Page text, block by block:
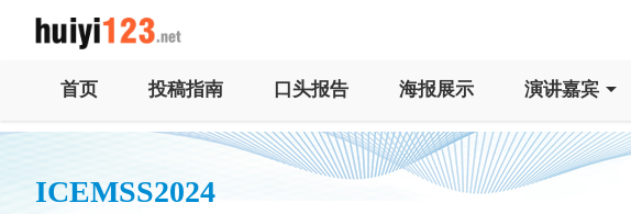
首页 投稿指南 口头报告 海报展示 演讲嘉宾
ICEMSS2024